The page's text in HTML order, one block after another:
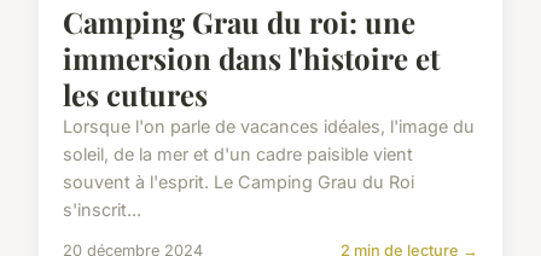
Camping Grau du roi: une
immersion dans l'histoire et
les cutures
Lorsque l'on parle de vacances idéales, l'image du
soleil, de la mer et d'un cadre paisible vient
souvent à l'esprit. Le Camping Grau du Roi
s'inscrit...
20 décembre 2024 2 min de lecture →